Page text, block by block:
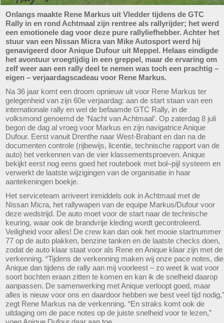
Onlangs maakte Rene Markus uit Vledder tijdens de GTC
Rally in en rond Achtmaal zijn rentree als rallyrijder; het werd
een emotionele dag voor deze pure rallyliefhebber. Achter het
stuur van een Nissan Micra van Mike Autosport werd hij
genavigeerd door Anique Dufour uit Meppel. Helaas eindigde
het avontuur vroegtijdig in een greppel, maar de ervaring om
zelf weer aan een rally deel te nemen was toch een prachtig –
eigen – verjaardagscadeau voor Rene Markus.
Na 36 jaar komt een droom opnieuw uit voor Rene Markus ter
gelegenheid van zijn 60e verjaardag: aan de start staan van een
internationale rally en wel de befaamde GTC Rally, in de
volksmond genoemd de ‘Nacht van Achtmaal’. Op zaterdag 8 juli
begon de dag al vroeg voor Markus en zijn navigatrice Anique
Dufour. Eerst vanuit Drenthe naar West-Brabant en dan na de
documenten controle (rijbewijs, licentie, technische rapport van de
auto) het verkennen van de vier klassementsproeven. Anique
bekijkt eerst nog eens goed het routeboek met bol–pijl systeem en
verwerkt de laatste wijzigingen van de organisatie in haar
aantekeningen boekje.
Het serviceteam arriveert inmiddels ook in Achtmaal met de
Nissan Micra, het rallywapen van de equipe Markus/Dufour voor
deze wedstrijd. De auto moet voor de start naar de technische
keuring, waar ook de brandvrije kleding wordt gecontroleerd.
Veiligheid voor alles! De crew kan dan ook het mooie startnummer
77 op de auto plakken, benzine tanken en de laatste checks doen,
zodat de auto klaar staat voor als Rene en Anique klaar zijn met de
verkenning. “Tijdens de verkenning maken wij onze pace notes, die
Anique dan tijdens de rally aan mij voorleest – zo weet ik wat voor
soort bochten eraan zitten te komen en kan ik de snelheid daarop
aanpassen. De samenwerking met Anique verloopt goed, maar
alles is nieuw voor ons en daardoor hebben we best veel tijd nodig,”
zegt Rene Markus na de verkenning. “En straks komt ook de
uitdaging om de pace notes op de juiste snelheid voor te lezen,”